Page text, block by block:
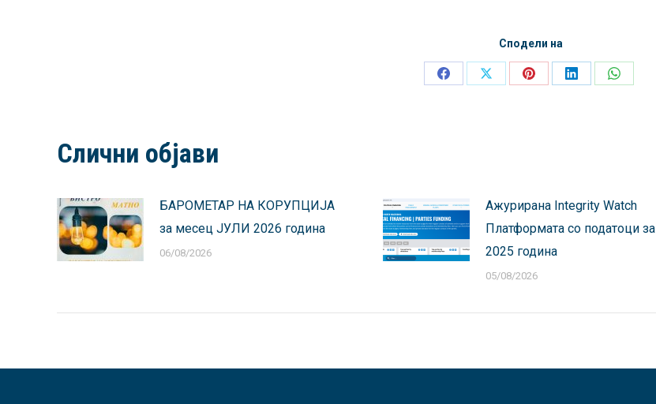
Сподели на
Share
Share
Share
Share
Share
Слични објави
БАРОМЕТАР НА КОРУПЦИЈА
за месец ЈУЛИ 2026 година
06/08/2026
Ажурирана Integrity Watch
Платформата со податоци за
2025 година
05/08/2026